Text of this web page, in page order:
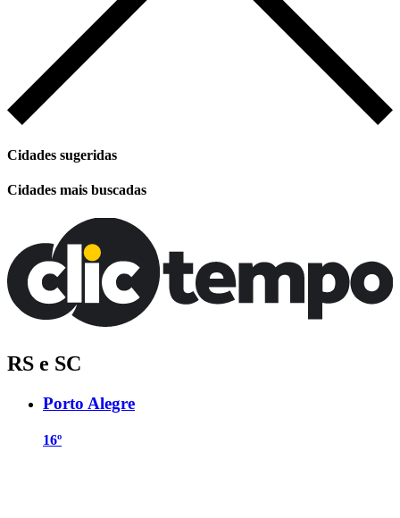
Cidades sugeridas
Cidades mais buscadas
RS e SC
Porto Alegre
16º